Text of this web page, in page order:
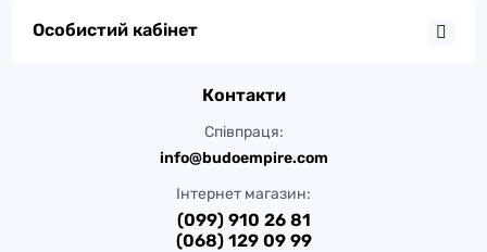
Особистий кабінет
Контакти
Співпраця:
info@budoempire.com
Інтернет магазин:
(099) 910 26 81
(068) 129 09 99